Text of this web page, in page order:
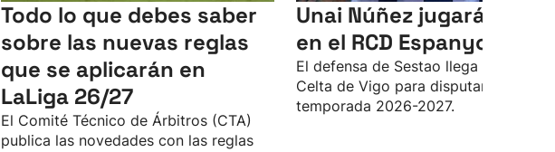
Todo lo que debes saber
sobre las nuevas reglas
que se aplicarán en
LaLiga 26/27
El Comité Técnico de Árbitros (CTA)
publica las novedades con las reglas
Unai Núñez jugará
en el RCD Espanyol
El defensa de Sestao llega desde el
Celta de Vigo para disputar la
temporada 2026-2027.